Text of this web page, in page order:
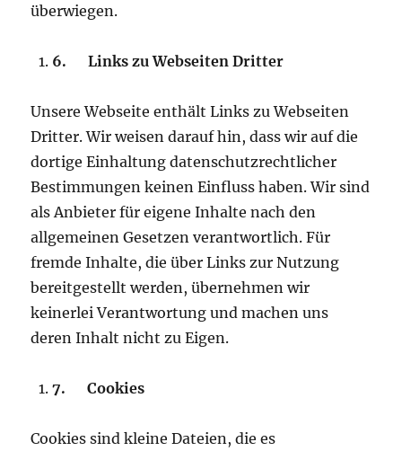
überwiegen.
6.Links zu Webseiten Dritter
Unsere Webseite enthält Links zu Webseiten
Dritter. Wir weisen darauf hin, dass wir auf die
dortige Einhaltung datenschutzrechtlicher
Bestimmungen keinen Einfluss haben. Wir sind
als Anbieter für eigene Inhalte nach den
allgemeinen Gesetzen verantwortlich. Für
fremde Inhalte, die über Links zur Nutzung
bereitgestellt werden, übernehmen wir
keinerlei Verantwortung und machen uns
deren Inhalt nicht zu Eigen.
7.Cookies
Cookies sind kleine Dateien, die es